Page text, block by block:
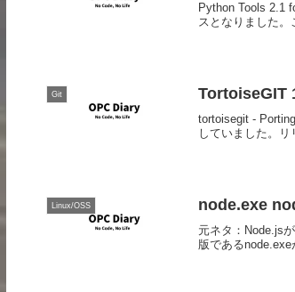
Python Tools 2.1
スとなりました
Git TortoiseGIT
tortoisegit -
していました。
Linux/OSS node.exe
元ネタ：Node.js
版である